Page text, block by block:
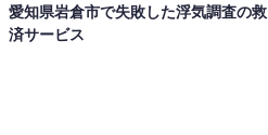
愛知県岩倉市で失敗した浮気調査の救
済サービス